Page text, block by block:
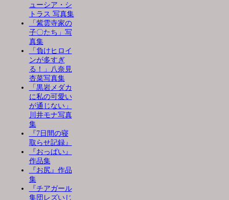
ューシア・シ
トラス 写真集
「紫雲寺家の
子〇たち」写
真集
「負けヒロイ
ンが多すぎ
る！」八奈見
杏菜写真集
「黒岩メダカ
に私の可愛い
が通じない」
川井モナ写真
集
『7日間の寝
取らせ記録』
『おっぱい』
作品集
『お尻』作品
集
『チアガール
集団レズいじ